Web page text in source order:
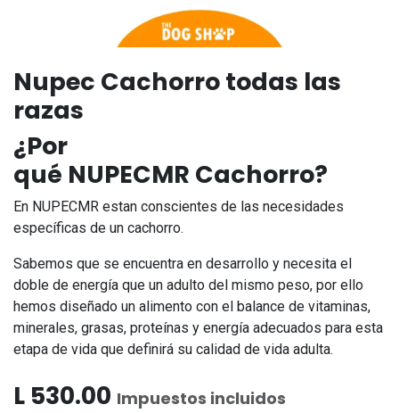
Nupec Cachorro todas las
razas
¿Por
qué NUPECMR Cachorro?
En NUPECMR estan conscientes de las necesidades
específicas de un cachorro.
Sabemos que se encuentra en desarrollo y necesita el
doble de energía que un adulto del mismo peso, por ello
hemos diseñado un alimento con el balance de vitaminas,
minerales, grasas, proteínas y energía adecuados para esta
etapa de vida que definirá su calidad de vida adulta.
L 530.00 Impuestos incluidos